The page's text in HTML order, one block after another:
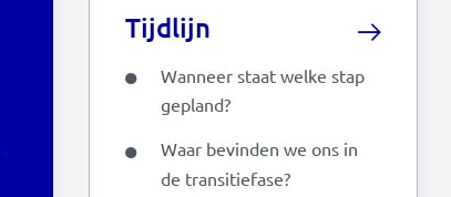
Tijdlijn
Wanneer staat welke stap
gepland?
Waar bevinden we ons in
de transitiefase?